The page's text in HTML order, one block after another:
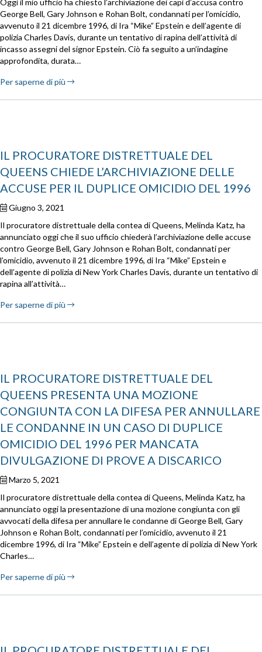
Oggi il mio ufficio ha chiesto l’archiviazione dei capi d’accusa contro
George Bell, Gary Johnson e Rohan Bolt, condannati per l’omicidio,
avvenuto il 21 dicembre 1996, di Ira “Mike” Epstein e dell’agente di
polizia Charles Davis, durante un tentativo di rapina dell’attività di
incasso assegni del signor Epstein. Ciò fa seguito a un’indagine
approfondita, durata…
Per saperne di più
IL PROCURATORE DISTRETTUALE DEL
QUEENS CHIEDE L’ARCHIVIAZIONE DELLE
ACCUSE PER IL DUPLICE OMICIDIO DEL 1996
Giugno 3, 2021
Il procuratore distrettuale della contea di Queens, Melinda Katz, ha
annunciato oggi che il suo ufficio chiederà l’archiviazione delle accuse
contro George Bell, Gary Johnson e Rohan Bolt, condannati per
l’omicidio, avvenuto il 21 dicembre 1996, di Ira “Mike” Epstein e
dell’agente di polizia di New York Charles Davis, durante un tentativo di
rapina all’attività…
Per saperne di più
IL PROCURATORE DISTRETTUALE DEL
QUEENS PRESENTA UNA MOZIONE
CONGIUNTA CON LA DIFESA PER ANNULLARE
LE CONDANNE IN UN CASO DI DUPLICE
OMICIDIO DEL 1996 PER MANCATA
DIVULGAZIONE DI PROVE A DISCARICO
Marzo 5, 2021
Il procuratore distrettuale della contea di Queens, Melinda Katz, ha
annunciato oggi la presentazione di una mozione congiunta con gli
avvocati della difesa per annullare le condanne di George Bell, Gary
Johnson e Rohan Bolt, condannati per l’omicidio, avvenuto il 21
dicembre 1996, di Ira “Mike” Epstein e dell’agente di polizia di New York
Charles…
Per saperne di più